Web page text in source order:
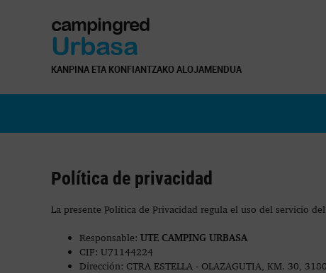
campingred
Urbasa
KANPINA ETA KONFIANTZAKO ALOJAMENDUA
Política de privacidad
La presente Política de Privacidad regula el uso del servicio
Responsable: UTE CAMPING URBASA
CIF: U71144224
Dirección: CTRA ESTELLA - OLAZAGUTIA, KM. 30,